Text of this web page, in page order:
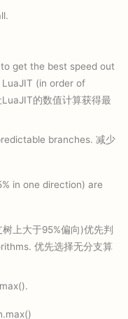
get the best speed out
(in order of
的数值计算获得最
branches. 减少
in one direction) are
上大于95%偏向)优先判
优先选择无分支算